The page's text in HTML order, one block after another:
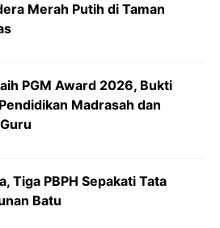
Merah Putih di Taman
PGM Award 2026, Bukti
Madrasah dan
Tiga PBPH Sepakati Tata
Batu